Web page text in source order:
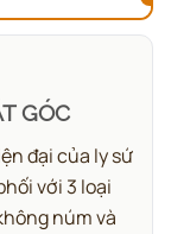
GÓC
đại của ly sứ
với 3 loại
núm và